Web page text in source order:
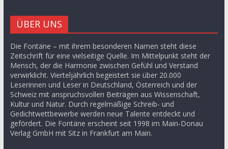
ÜBER UNS
Die Fontäne – mit ihrem besonderen Namen steht diese
Zeitschrift für eine vielseitige Quelle. Im Mittelpunkt steht der
Mensch, der die Harmonie zwischen Gefühl und Verstand
verwirklicht. Vierteljährlich begeistert sie über 20.000
Leserinnen und Leser in Deutschland, Österreich und der
Schweiz mit anspruchsvollen Beiträgen aus Wissenschaft,
Kultur und Natur. Durch regelmäßige Schreib- und
Gedichtwettbewerbe werden neue Talente entdeckt und
gefördert. Die Fontäne erscheint seit 1998 im Main-Donau
Verlag GmbH mit Sitz in Frankfurt am Main.